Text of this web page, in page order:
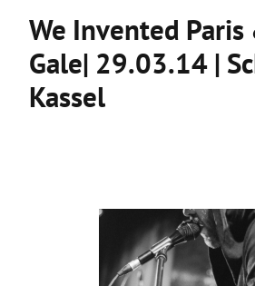
We Invented
Gale| 29.03.14 |
Kassel